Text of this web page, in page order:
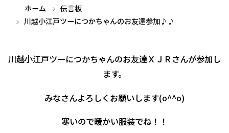
ホーム
伝言板
川越小江戸ツーにつかちゃんのお友達参加♪♪
川越小江戸ツーにつかちゃんのお友達ＸＪＲさんが参加し
ます。
みなさんよろしくお願いします(o^^o)
寒いので暖かい服装でね！！